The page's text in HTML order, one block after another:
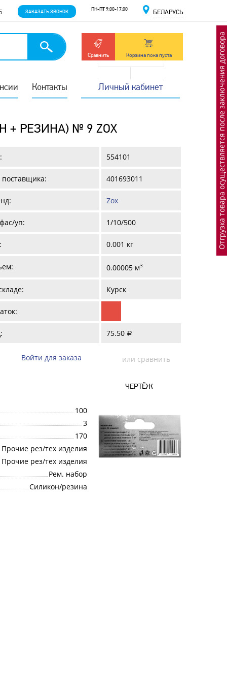
Контакты Личный кабинет
ЗАКАЗАТЬ ЗВОНОК ПН-ПТ 9:00-17:00 БЕЛАРУСЬ
Сравнить Корзина пока пуста
РЕЗИНА) № 9 ZOX
554101
поставщика: 401693011
Zox
уп: 1/10/500
0.001 кг
0.00005 м3
Курск
75.50 a
Войти для заказа или сравнить
100
3
170
Прочие рез/тех изделия
Прочие рез/тех изделия
Рем. набор
Силикон/резина
ЧЕРТЁЖ
Отгрузка товара осуществляется после заключения договора